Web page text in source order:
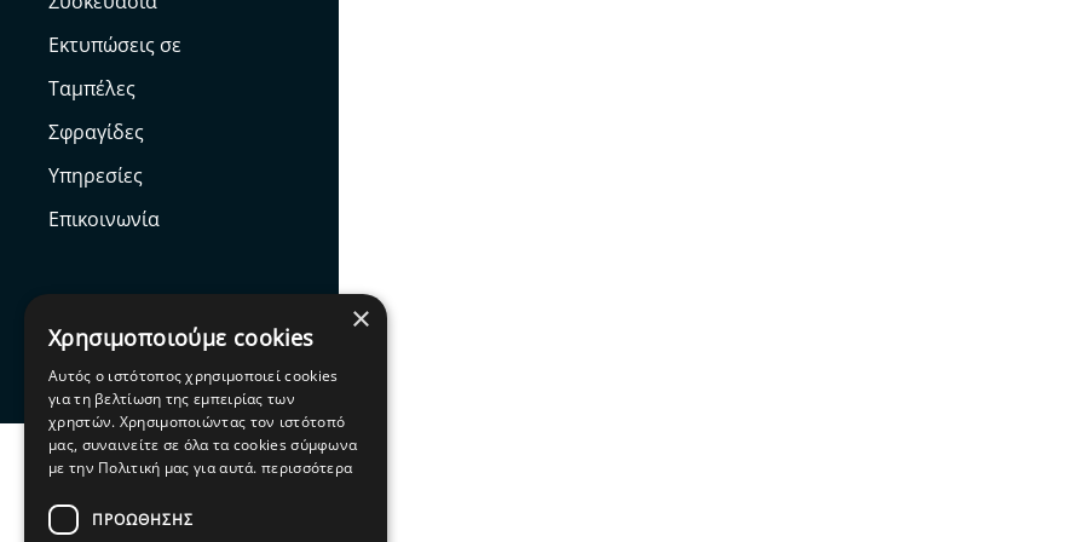
Εκτυπώσεις σε
Ταμπέλες
Σφραγίδες
Υπηρεσίες
Επικοινωνία
Facebook
×
Χρησιμοποιούμε cookies
Αυτός ο ιστότοπος χρησιμοποιεί cookies
για τη βελτίωση της εμπειρίας των
χρηστών. Χρησιμοποιώντας τον ιστότοπό
μας, συναινείτε σε όλα τα cookies σύμφωνα
με την Πολιτική μας για αυτά. περισσότερα
ΠΡΟΩΘΗΣΗΣ